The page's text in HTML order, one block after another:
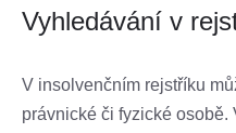
Vyhledávání v
V insolvenčním rejstříku
právnické či fyzické